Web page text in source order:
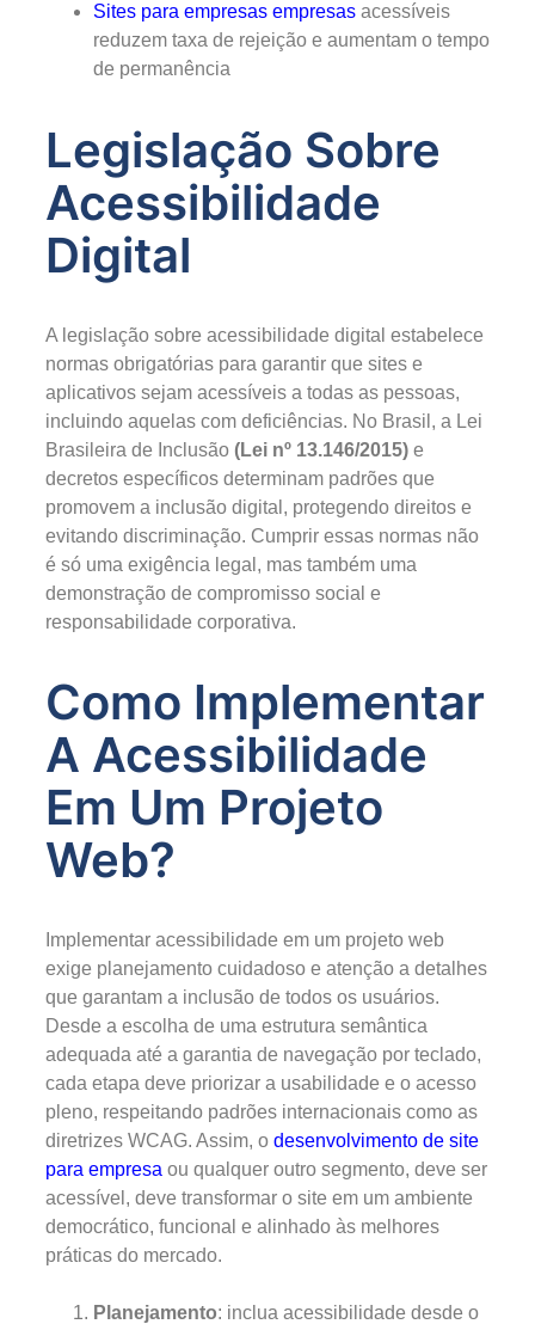
Sites para empresas empresas acessíveis
reduzem taxa de rejeição e aumentam o tempo
de permanência
Legislação Sobre
Acessibilidade
Digital
A legislação sobre acessibilidade digital estabelece
normas obrigatórias para garantir que sites e
aplicativos sejam acessíveis a todas as pessoas,
incluindo aquelas com deficiências. No Brasil, a Lei
Brasileira de Inclusão (Lei nº 13.146/2015) e
decretos específicos determinam padrões que
promovem a inclusão digital, protegendo direitos e
evitando discriminação. Cumprir essas normas não
é só uma exigência legal, mas também uma
demonstração de compromisso social e
responsabilidade corporativa.
Como Implementar
A Acessibilidade
Em Um Projeto
Web?
Implementar acessibilidade em um projeto web
exige planejamento cuidadoso e atenção a detalhes
que garantam a inclusão de todos os usuários.
Desde a escolha de uma estrutura semântica
adequada até a garantia de navegação por teclado,
cada etapa deve priorizar a usabilidade e o acesso
pleno, respeitando padrões internacionais como as
diretrizes WCAG. Assim, o desenvolvimento de site
para empresa ou qualquer outro segmento, deve ser
acessível, deve transformar o site em um ambiente
democrático, funcional e alinhado às melhores
práticas do mercado.
Planejamento: inclua acessibilidade desde o